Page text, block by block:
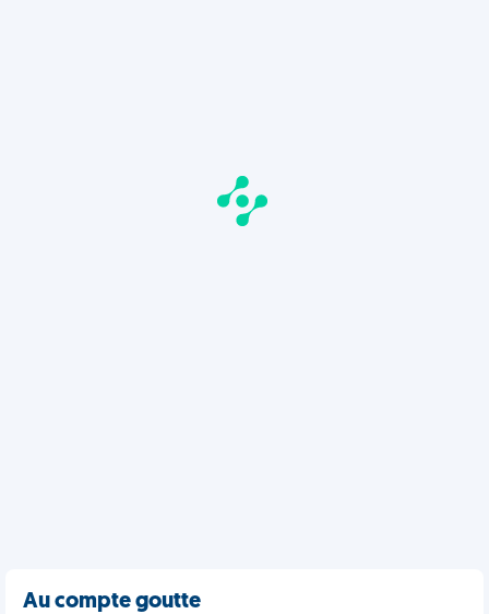
Au compte goutte